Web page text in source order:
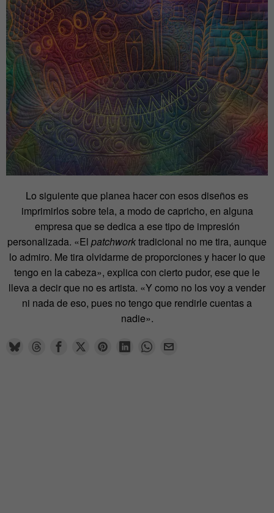
Lo siguiente que planea hacer con esos diseños es
imprimirlos sobre tela, a modo de capricho, en alguna
empresa que se dedica a ese tipo de impresión
personalizada. «El patchworktradicional no me tira, aunque
lo admiro. Me tira olvidarme de proporciones y hacer lo que
tengo en la cabeza», explica con cierto pudor, ese que le
lleva a decir que no es artista. «Y como no los voy a vender
ni nada de eso, pues no tengo que rendirle cuentas a
nadie».